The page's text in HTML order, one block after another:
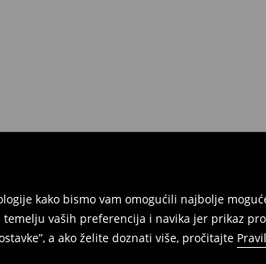
kako bismo vam omogućili najbolje
vaših preferencija i navika jer prikaz
a ako želite doznati više, pročitajte